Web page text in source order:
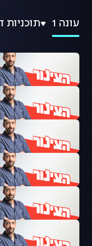
עונה 1 תוכניות